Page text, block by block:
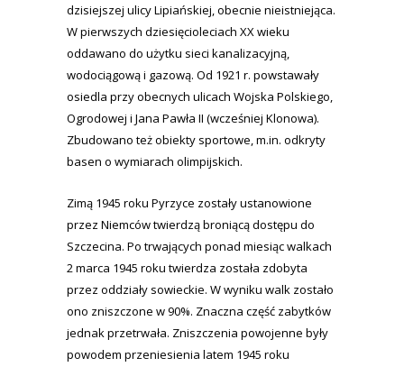
dzisiejszej ulicy Lipiańskiej, obecnie nieistniejąca.
W pierwszych dziesięcioleciach XX wieku
oddawano do użytku sieci kanalizacyjną,
wodociągową i gazową. Od 1921 r. powstawały
osiedla przy obecnych ulicach Wojska Polskiego,
Ogrodowej i Jana Pawła II (wcześniej Klonowa).
Zbudowano też obiekty sportowe, m.in. odkryty
basen o wymiarach olimpijskich.
Zimą 1945 roku Pyrzyce zostały ustanowione
przez Niemców twierdzą broniącą dostępu do
Szczecina. Po trwających ponad miesiąc walkach
2 marca 1945 roku twierdza została zdobyta
przez oddziały sowieckie. W wyniku walk zostało
ono zniszczone w 90%. Znaczna część zabytków
jednak przetrwała. Zniszczenia powojenne były
powodem przeniesienia latem 1945 roku